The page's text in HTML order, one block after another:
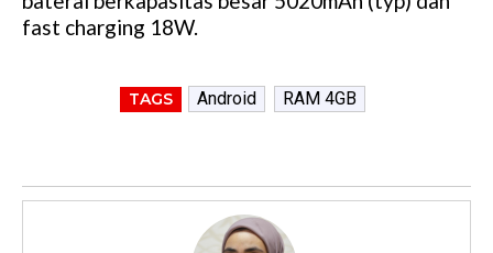
fast charging 18W.
TAGS Android RAM 4GB